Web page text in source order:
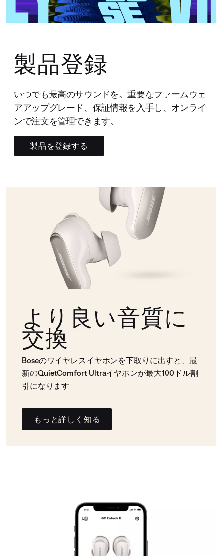
製品登録
いつでも最高のサウンドを。重要なファームウェ
アアップグレード、保証情報を入手し、オンライ
ンで注文を管理できます。
製品を登録する
より良い音質に
交換
Boseのワイヤレスイヤホンを下取りに出すと、最
新のQuietComfort Ultraイヤホンが最大100ドル割
引になります
もっと詳しく知る